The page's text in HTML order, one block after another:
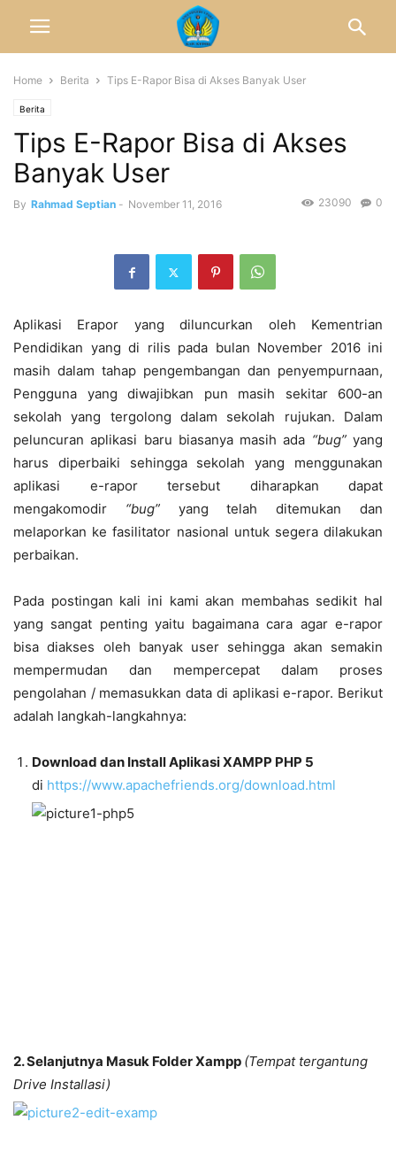
Home Berita Tips E-Rapor Bisa di Akses Banyak User
Berita
Tips E-Rapor Bisa di Akses
Banyak User
By Rahmad Septian - November 11, 2016 0
23090
Aplikasi Erapor yang diluncurkan oleh Kementrian
Pendidikan yang di rilis pada bulan November 2016 ini
masih dalam tahap pengembangan dan penyempurnaan,
Pengguna yang diwajibkan pun masih sekitar 600-an
sekolah yang tergolong dalam sekolah rujukan. Dalam
peluncuran aplikasi baru biasanya masih ada “bug”yang
harus diperbaiki sehingga sekolah yang menggunakan
aplikasi e-rapor tersebut diharapkan dapat
mengakomodir “bug” yang telah ditemukan dan
melaporkan ke fasilitator nasional untuk segera dilakukan
perbaikan.
Pada postingan kali ini kami akan membahas sedikit hal
yang sangat penting yaitu bagaimana cara agar e-rapor
bisa diakses oleh banyak user sehingga akan semakin
mempermudan dan mempercepat dalam proses
pengolahan / memasukkan data di aplikasi e-rapor. Berikut
adalah langkah-langkahnya:
Download dan Install Aplikasi XAMPP PHP 5
di https://www.apachefriends.org/download.html
2. Selanjutnya Masuk Folder Xampp (Tempat tergantung
Drive Installasi)